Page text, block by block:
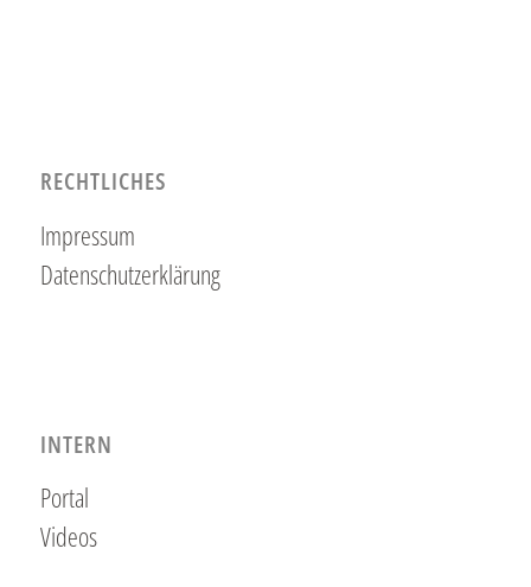
RECHTLICHES
Impressum
Datenschutzerklärung
INTERN
Portal
Videos